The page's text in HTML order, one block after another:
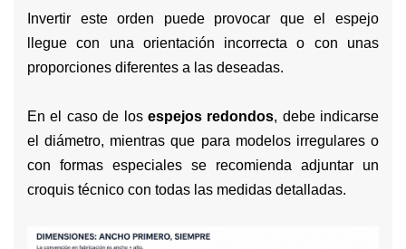
Invertir este orden puede provocar que el espejo
llegue con una orientación incorrecta o con unas
proporciones diferentes a las deseadas.
En el caso de los espejos redondos, debe indicarse
el diámetro, mientras que para modelos irregulares o
con formas especiales se recomienda adjuntar un
croquis técnico con todas las medidas detalladas.